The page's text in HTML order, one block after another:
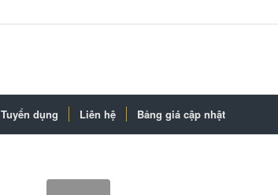
Tuyển dụng Liên hệ Bảng giá cập nhật